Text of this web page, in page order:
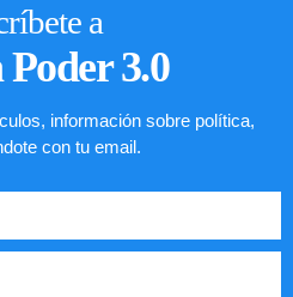
bienvenidos en
a
3.0
información sobre política,
con tu email.